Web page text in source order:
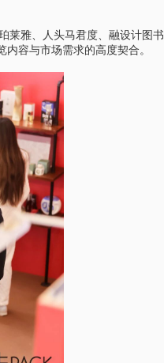
莱雅、人头马君度、融设计图书
容与市场需求的高度契合。